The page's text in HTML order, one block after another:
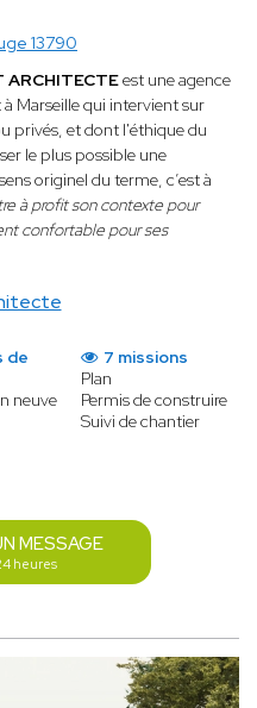
13790
ARCHITECTEest une agence
Marseille qui intervient sur
privés, et dont l'éthique du
le plus possible une
originel du terme, c’est à
à profit son contexte pour
confortable pour ses
de
neuve
7 missions
Plan
Permis de construire
Suivi de chantier
MESSAGE
heures